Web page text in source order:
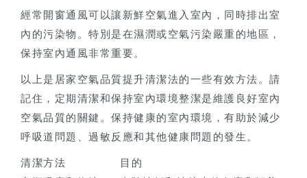
經常開窗通風可以讓新鮮空氣進入室內，同時排出室
內的污染物。特別是在濕潤或空氣污染嚴重的地區，
保持室內通風非常重要。
以上是居家空氣品質提升清潔法的一些有效方法。請
記住，定期清潔和保持室內環境整潔是維護良好室內
空氣品質的關鍵。保持健康的室內環境，有助於減少
呼吸道問題、過敏反應和其他健康問題的發生。
清潔方法
目的